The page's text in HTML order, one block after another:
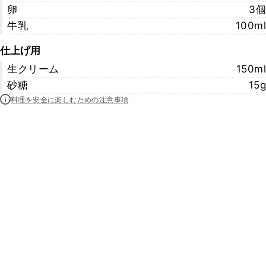
卵
3個
牛乳
100ml
仕上げ用
生クリーム
150ml
砂糖
15g
料理を安全に楽しむための注意事項